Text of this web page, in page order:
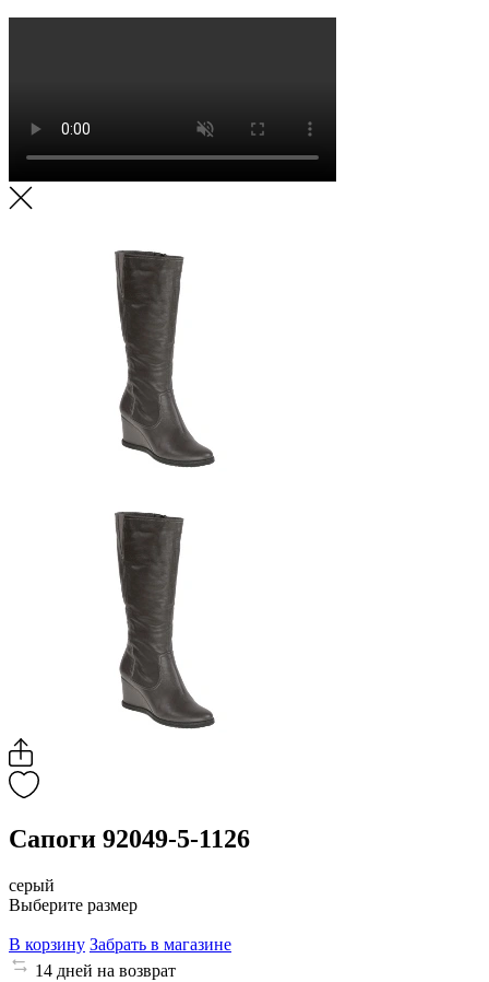
Сапоги 92049-5-1126
серый
Выберите размер
В корзину Забрать в магазине
14 дней на возврат